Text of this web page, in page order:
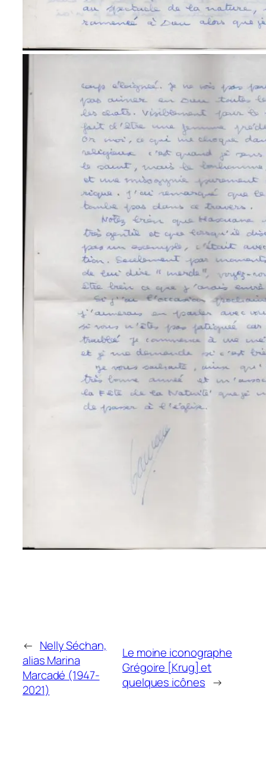
← Nelly Séchan,
alias Marina
Marcadé (1947-
2021)
Le moine iconographe
Grégoire [Krug] et
quelques icônes →